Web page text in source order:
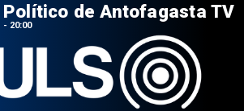
de Antofagasta TV
20:00